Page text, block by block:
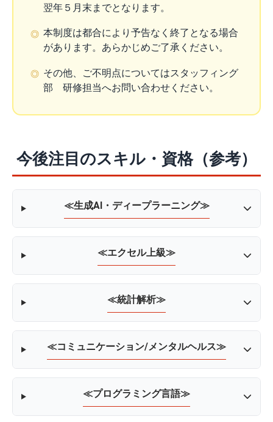
翌年５月末までとなります。
◎ 本制度は都合により予告なく終了となる場合
があります。あらかじめご了承ください。
◎ その他、ご不明点についてはスタッフィング
部 研修担当へお問い合わせください。
今後注目のスキル・資格（参考）
≪生成AI・ディープラーニング≫
≪エクセル上級≫
≪統計解析≫
≪コミュニケーション/メンタルヘルス≫
≪プログラミング言語≫